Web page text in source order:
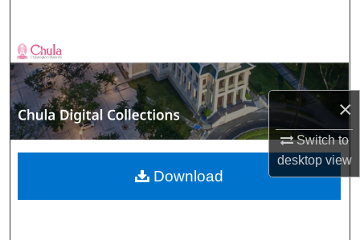
×
Switch to
desktopview
Browse Collections
My Account
About
Digital Commons Network™
Download